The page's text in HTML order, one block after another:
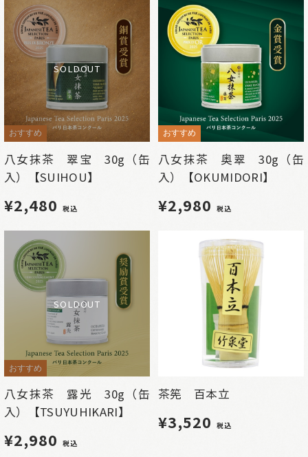
SOLDOUT
おすすめ
八女抹茶 翠宝 30g（缶
入）【SUIHOU】
¥2,480 税込
おすすめ
八女抹茶 奥翠 30g（缶
入）【OKUMIDORI】
¥2,980 税込
SOLDOUT
おすすめ
八女抹茶 露光 30g（缶
入）【TSUYUHIKARI】
¥2,980 税込
茶筅 百本立
¥3,520 税込